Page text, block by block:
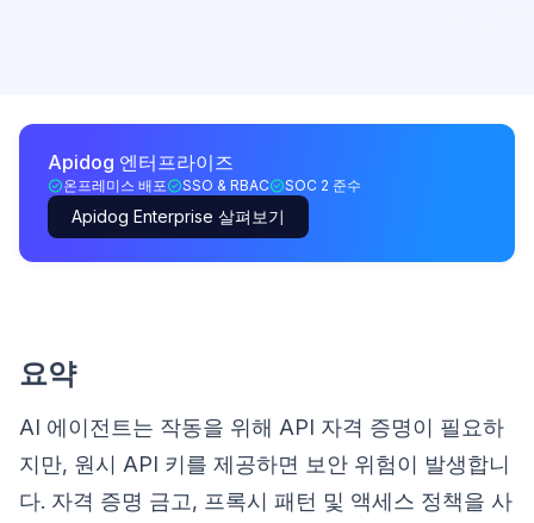
Apidog 엔터프라이즈
온프레미스 배포 SSO & RBAC SOC 2 준수
Apidog Enterprise 살펴보기
요약
AI 에이전트는 작동을 위해 API 자격 증명이 필요하
지만, 원시 API 키를 제공하면 보안 위험이 발생합니
다. 자격 증명 금고, 프록시 패턴 및 액세스 정책을 사